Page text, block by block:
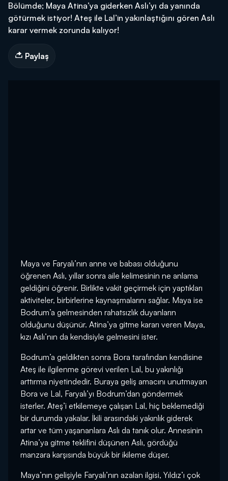
Bölümde; Maya Atina’ya giderken Aslı’yı da yanında
götürmek istiyor! Ateş ile Lal’in yakınlaştığını gören Aslı
karar vermek zorunda kalıyor!
Paylaş
Maya ve Faryalı’nın anne ve babası olduğunu
öğrenen Aslı, yıllar sonra aile kelimesinin ne anlama
geldiğini öğrenir. Birlikte vakit geçirmek için yaptıkları
aktiviteler, birbirlerine kaynaşmalarını sağlar. Maya ise
Bodrum’a gelmesinden rahatsızlık duyanların
olduğunu düşünür. Atina’ya gitme kararı veren Maya,
kızı Aslı’nın da kendisiyle gelmesini ister.
Bodrum’a geldikten sonra Bora tarafından kendisine
Ateş ile ilgilenme görevi verilen Lal, bu yakınlığı
arttırma niyetindedir. Buraya geliş amacını unutmayan
Bora ve Lal, Faryalı’yı Bodrum’dan göndermek
isterler. Ateş’i etkilemeye çalışan Lal, hiç beklemediği
bir durumda yakalar. İkili arasındaki yakınlık giderek
artar ve tüm yaşananlara Aslı da tanık olur. Annesinin
Atina’ya gitme teklifini düşünen Aslı, gördüğü
manzara karşısında büyük bir ikileme düşer.
Maya’nın gelişiyle Faryalı’nın azalan ilgisi, Yıldız’ı çok